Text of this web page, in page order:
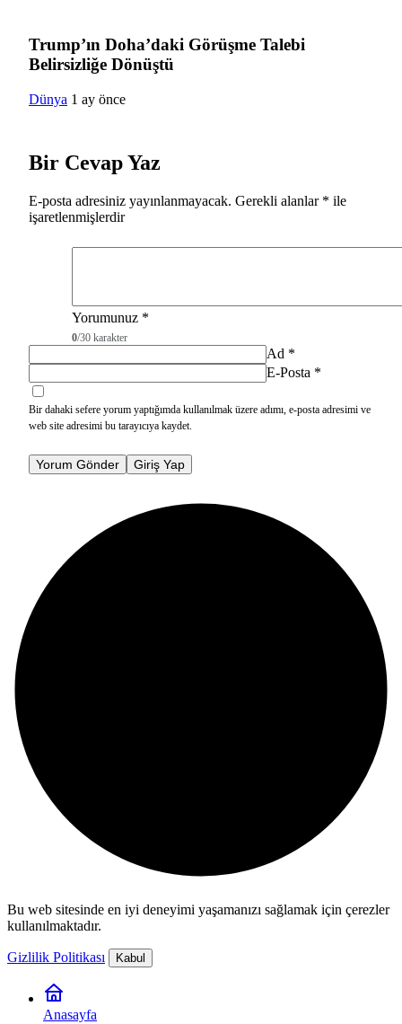
Trump’ın Doha’daki Görüşme Talebi
Belirsizliğe Dönüştü
Dünya 1 ay önce
Bir Cevap Yaz
E-posta adresiniz yayınlanmayacak. Gerekli alanlar * ile
işaretlenmişlerdir
Yorumunuz *
0/30 karakter
Ad *
E-Posta *
Bir dahaki sefere yorum yaptığımda kullanılmak üzere adımı, e-posta adresimi ve
web site adresimi bu tarayıcıya kaydet.
Yorum Gönder Giriş Yap
Bu web sitesinde en iyi deneyimi yaşamanızı sağlamak için çerezler
kullanılmaktadır.
Gizlilik Politikası Kabul
Anasayfa